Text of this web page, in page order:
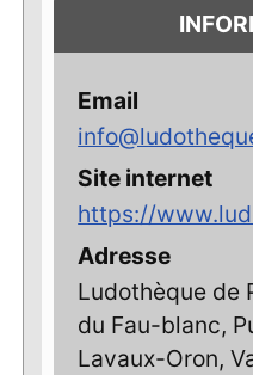
Email
Site internet
https://
Adresse
Ludothèque de
du Fau-blanc,
Lavaux-Oron,